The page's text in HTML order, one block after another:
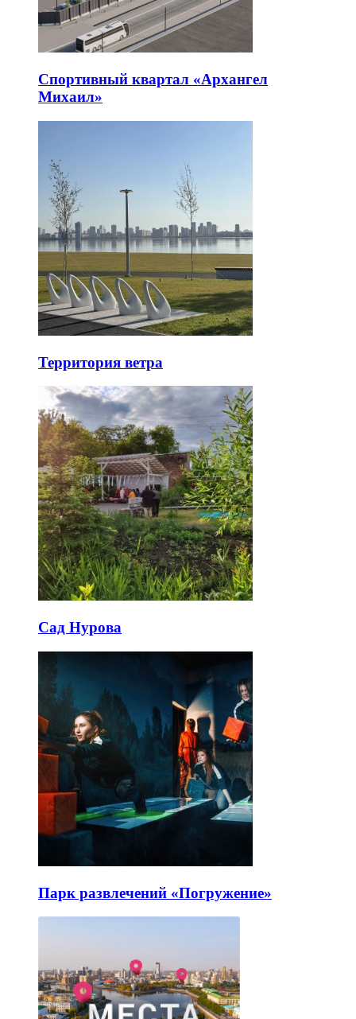
Спортивный квартал «Архангел
Михаил»
Территория ветра
Сад Нурова
Парк развлечений «Погружение»